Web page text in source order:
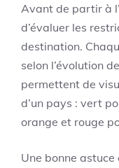
Avant de partir à
d’évaluer les
destination.
selon l’évolution
permettent de
d’un pays : vert
orange et rouge
Une bonne